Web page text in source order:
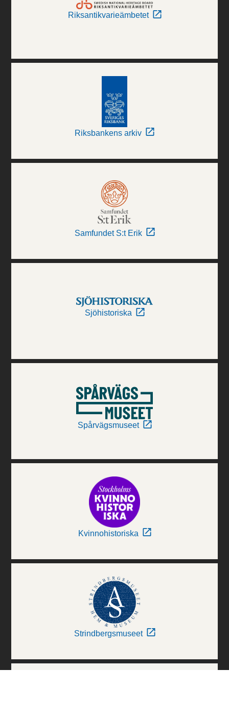
Riksantikvarieämbetet
Riksbankens arkiv
Samfundet S:t Erik
Sjöhistoriska
Spårvägsmuseet
Kvinnohistoriska
Strindbergsmuseet